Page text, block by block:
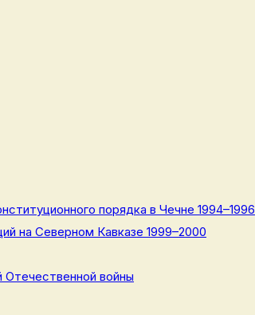
порядка в Чечне 1994–1996
на Северном Кавказе 1999–2000
Отечественной войны